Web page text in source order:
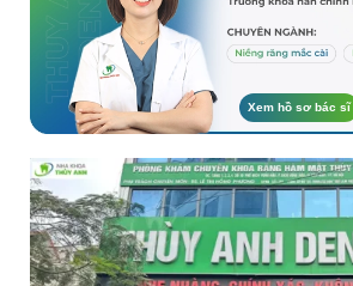
Xem hồ sơ bác sĩ